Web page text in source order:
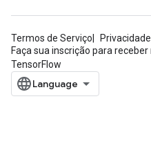
Termos de Serviço Privacidade
Faça sua inscrição para
TensorFlow